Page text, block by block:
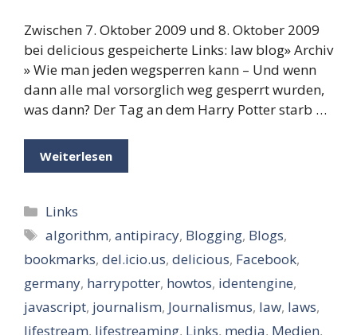
Zwischen 7. Oktober 2009 und 8. Oktober 2009
bei delicious gespeicherte Links: law blog» Archiv
» Wie man jeden wegsperren kann – Und wenn
dann alle mal vorsorglich weg gesperrt wurden,
was dann? Der Tag an dem Harry Potter starb …
Weiterlesen
Kategorien
Links
Schlagwörter
algorithm,antipiracy, Blogging, Blogs,
bookmarks, del.icio.us, delicious, Facebook,
germany, harrypotter, howtos, identengine,
javascript, journalism, Journalismus, law, laws,
lifestream, lifestreaming, Links, media, Medien,